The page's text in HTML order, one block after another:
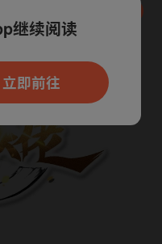
可打开App新用
看
继续阅读
立即前往